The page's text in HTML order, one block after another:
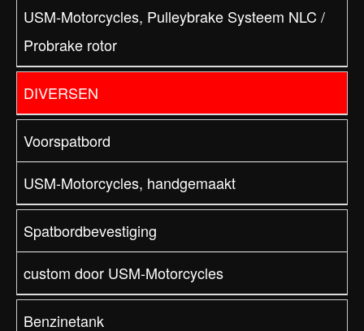
USM-Motorcycles, Pulleybrake Systeem NLC /
Probrake rotor
DIVERSEN
Voorspatbord
USM-Motorcycles, handgemaakt
Spatbordbevestiging
custom door USM-Motorcycles
Benzinetank